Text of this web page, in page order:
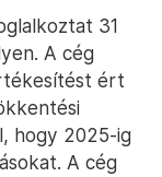
31
A cég
ért
hogy 2025-ig
A cég